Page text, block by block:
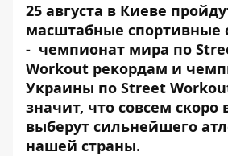
25 августа в Киеве
масштабные спортивные
- чемпионат мира по
Workout рекордам и
Украины по Street
значит, что совсем скоро
выберут сильнейшего
нашей страны.